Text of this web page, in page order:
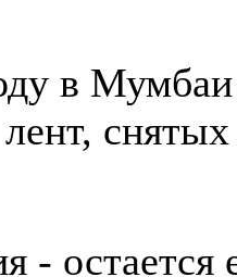
в
- остается